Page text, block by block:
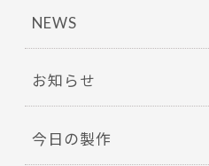
NEWS
お知らせ
今日の製作